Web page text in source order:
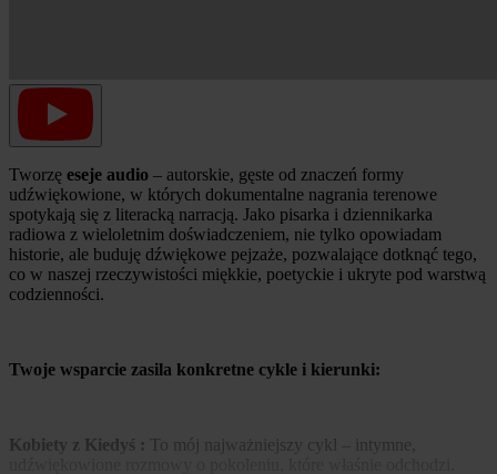
Tworzę eseje audio – autorskie, gęste od znaczeń formy
udźwiękowione, w których dokumentalne nagrania terenowe
spotykają się z literacką narracją. Jako pisarka i dziennikarka
radiowa z wieloletnim doświadczeniem, nie tylko opowiadam
historie, ale buduję dźwiękowe pejzaże, pozwalające dotknąć tego,
co w naszej rzeczywistości miękkie, poetyckie i ukryte pod warstwą
codzienności.
Twoje wsparcie zasila konkretne cykle i kierunki:
Kobiety z Kiedyś : To mój najważniejszy cykl – intymne,